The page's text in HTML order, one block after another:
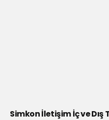
Simkon İletişim İç ve Dış